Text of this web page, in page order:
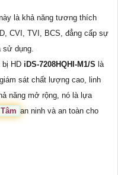
là khả năng tương thích
CVI, TVI, BCS, đẳng cấp sự
sử dụng.
bị HD iDS-7208HQHI-M1/S là
sát chất lượng cao, linh
năng mở rộng, nó là lựa
an ninh và an toàn cho